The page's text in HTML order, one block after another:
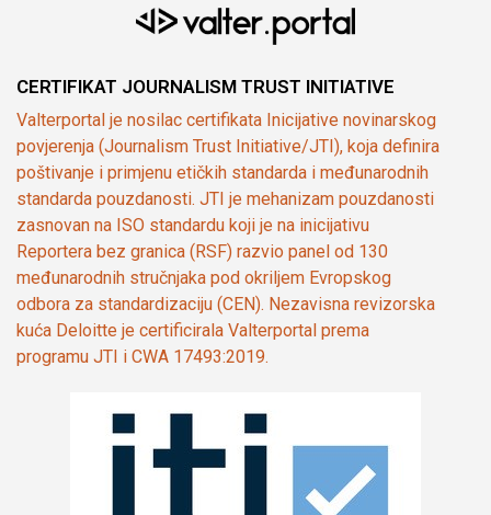
CERTIFIKAT JOURNALISM TRUST INITIATIVE
Valterportal je nosilac certifikata Inicijative novinarskog
povjerenja (Journalism Trust Initiative/JTI), koja definira
poštivanje i primjenu etičkih standarda i međunarodnih
standarda pouzdanosti. JTI je mehanizam pouzdanosti
zasnovan na ISO standardu koji je na inicijativu
Reportera bez granica (RSF) razvio panel od 130
međunarodnih stručnjaka pod okriljem Evropskog
odbora za standardizaciju (CEN). Nezavisna revizorska
kuća Deloitte je certificirala Valterportal prema
programu JTI i CWA 17493:2019.